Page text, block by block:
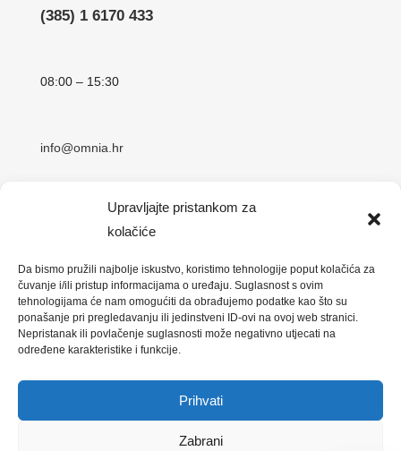
Upravljajte pristankom za
kolačiće
Da bismo pružili najbolje iskustvo, koristimo tehnologije poput kolačića za
čuvanje i/ili pristup informacijama o uređaju. Suglasnost s ovim
tehnologijama će nam omogućiti da obrađujemo podatke kao što su
ponašanje pri pregledavanju ili jedinstveni ID-ovi na ovoj web stranici.
Nepristanak ili povlačenje suglasnosti može negativno utjecati na
određene karakteristike i funkcije.
Prihvati
Zabrani
(385) 1 6170 433
08:00 – 15:30
info@omnia.hr
Koturaška 69
10000 Zagreb, Hrvatska